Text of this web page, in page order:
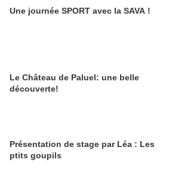
Une journée SPORT avec la SAVA !
Le Château de Paluel: une belle
découverte!
Présentation de stage par Léa : Les
ptits goupils